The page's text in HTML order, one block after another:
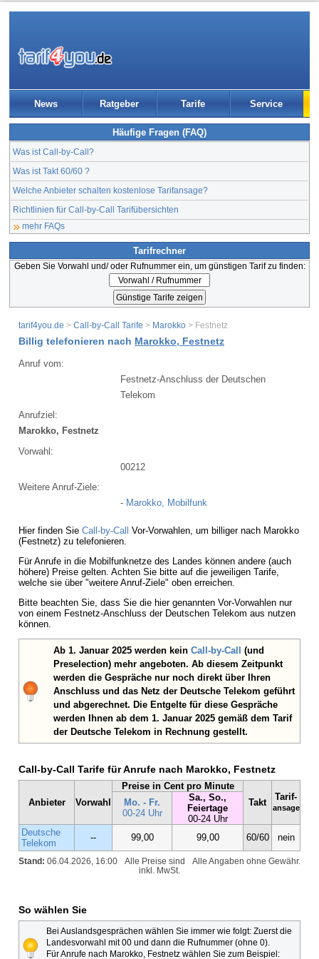
News Ratgeber Tarife Service
Häufige Fragen (FAQ)
Was ist Call-by-Call?
Was ist Takt 60/60 ?
Welche Anbieter schalten kostenlose Tarifansage?
Richtlinien für Call-by-Call Tarifübersichten
mehr FAQs
Tarifrechner
Geben Sie Vorwahl und/ oder Rufnummer ein, um günstigen Tarif zu finden:
tarif4you.de > Call-by-Call Tarife > Marokko > Festnetz
Billig telefonieren nach Marokko, Festnetz
Anruf vom:
Festnetz-Anschluss der Deutschen
Telekom
Anrufziel:
Marokko, Festnetz
Vorwahl:
00212
Weitere Anruf-Ziele:
- Marokko, Mobilfunk
Hier finden Sie Call-by-Call Vor-Vorwahlen, um billiger nach Marokko
(Festnetz) zu telefonieren.
Für Anrufe in die Mobilfunknetze des Landes können andere (auch
höhere) Preise gelten. Achten Sie bitte auf die jeweiligen Tarife,
welche sie über "weitere Anruf-Ziele" oben erreichen.
Bitte beachten Sie, dass Sie die hier genannten Vor-Vorwahlen nur
von einem Festnetz-Anschluss der Deutschen Telekom aus nutzen
können.
Ab 1. Januar 2025 werden kein Call-by-Call (und
Preselection) mehr angeboten. Ab diesem Zeitpunkt
werden die Gespräche nur noch direkt über Ihren
Anschluss und das Netz der Deutsche Telekom geführt
und abgerechnet. Die Entgelte für diese Gespräche
werden Ihnen ab dem 1. Januar 2025 gemäß dem Tarif
der Deutsche Telekom in Rechnung gestellt.
Call-by-Call Tarife für Anrufe nach Marokko, Festnetz
Anbieter Vorwahl
Preise in Cent pro Minute
Takt
Tarif-
ansage
Mo. - Fr.
00-24 Uhr
Sa., So.,
Feiertage
00-24 Uhr
Deutsche
Telekom
-- 99,00 99,00 60/60 nein
Stand: 06.04.2026, 16:00 Alle Angaben ohne Gewähr.
Alle Preise sind
inkl. MwSt.
So wählen Sie
Bei Auslandsgesprächen wählen Sie immer wie folgt: Zuerst die
Landesvorwahl mit 00 und dann die Rufnummer (ohne 0).
Für Anrufe nach Marokko, Festnetz wählen Sie zum Beispiel: